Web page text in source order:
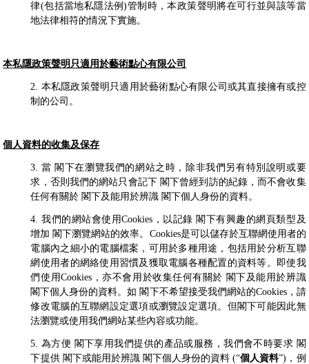
律(包括當地私隱法例)管制時，本政策聲明將在可行並與該等當
地法律相符的情況下實施。
本私隱政策聲明只適用於藝術點心有限公司
2. 本私隱政策聲明只適用於藝術點心有限公司或其直接擁有或控
制的公司。
個人資料的收集及保存
3. 當 閣下在瀏覽我們的網站之時，除非我們另有特別說明或要
求，否則我們的網站只會記下 閣下曾經到訪的紀錄，而不會收集
任何有關於 閣下及能用於辨識 閣下個人身份的資料。
4. 我們的網站會使用Cookies，以記錄 閣下有興趣的網頁類型及
增加 閣下瀏覽網站的效率。Cookies是可以儲存於互聯網使用者的
電腦內之細小的電腦檔案，可用於多種用途，包括用於分析互聯
網使用者的網絡使用習慣及獲取電腦各種配置的資料等。即使我
們使用Cookies，亦不會用於收集任何有關於 閣下及能用於辨識
閣下個人身份的資料。如 閣下不希望接受我們網站的Cookies，請
修改電腦的互聯網設定選項或瀏覽設定選項。但閣下可能因此無
法瀏覽或使用我們網站某些內容或功能。
5. 為方便 閣下享用我們提供的產品或服務，我們會不時要求 閣
下提供 閣下或能用於辨識 閣下個人身份的資料 (“個人資料”)，例